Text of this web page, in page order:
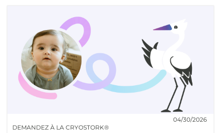
DEMANDEZ À LA CRYOSTORK®
04/30/2026